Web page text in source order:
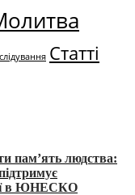
Статті
пам’ять людства:
в ЮНЕСКО